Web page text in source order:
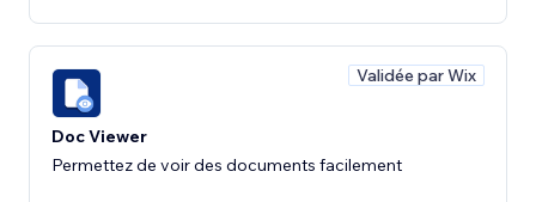
Validée par Wix
Doc Viewer
Permettez de voir des documents facilement